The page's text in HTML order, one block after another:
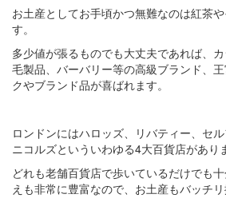
お土産としてお手頃かつ無難なのは紅茶
す。
多少値が張るものでも大丈夫であれば、
毛製品、バーバリー等の高級ブランド、
クやブランド品が喜ばれます。
ロンドンにはハロッズ、リバティー、セ
ニコルズといういわゆる4大百貨店があり
どれも老舗百貨店で歩いているだけでも
えも非常に豊富なので、お土産もバッチリ